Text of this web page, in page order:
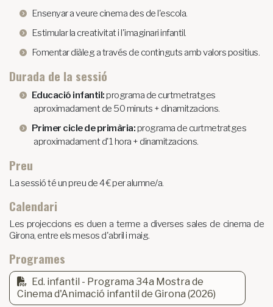
Ensenyar a veure cinema des de l'escola.
Estimular la creativitat i l'imaginari infantil.
Fomentar diàleg a través de continguts amb valors positius.
Durada de la sessió
Educació infantil: programa de curtmetratges
aproximadament de 50 minuts + dinamitzacions.
Primer cicle de primària: programa de curtmetratges
aproximadament d'1 hora + dinamitzacions.
Preu
La sessió té un preu de 4 € per alumne/a.
Calendari
Les projeccions es duen a terme a diverses sales de cinema de
Girona, entre els mesos d'abril i maig.
Programes
Ed. infantil - Programa 34a Mostra de
Cinema d'Animació infantil de Girona (2026)